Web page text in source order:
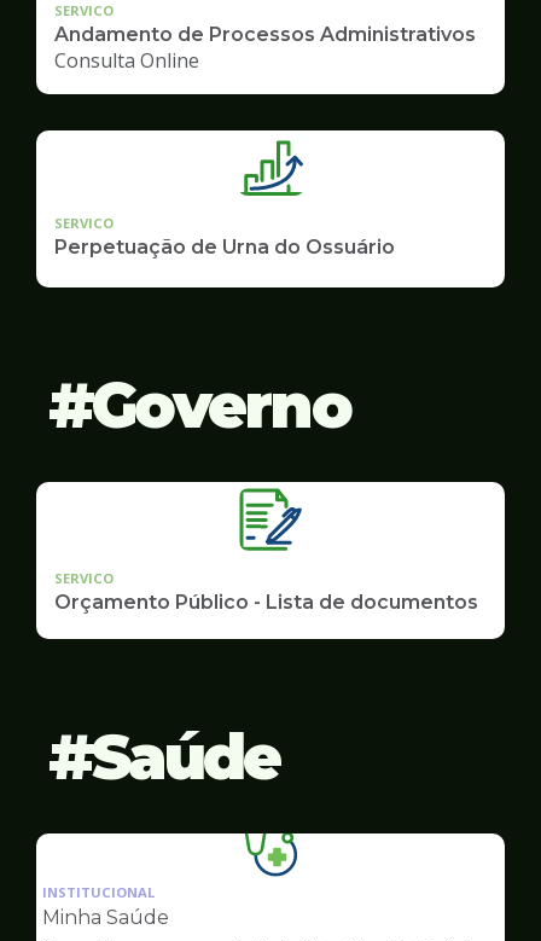
SERVICO
Andamento de Processos Administrativos
Consulta Online
SERVICO
Perpetuação de Urna do Ossuário
Governo
SERVICO
Orçamento Público - Lista de documentos
Saúde
Ilustração
da
INSTITUCIONAL
Minha Saúde